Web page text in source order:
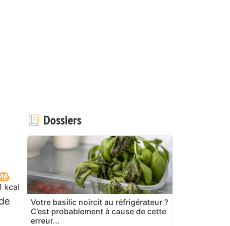
kcal
Dossiers
Votre basilic noircit au réfrigérateur ?
C’est probablement à cause de cette
erreur...